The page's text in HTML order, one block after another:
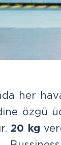
her
özgü
20 kg